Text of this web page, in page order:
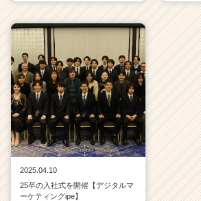
2025.04.10
25卒の入社式を開催【デジタルマ
ーケティングipe】